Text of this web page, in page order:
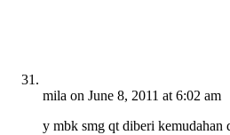
mila on June 8, 2011 at 6:02 am
y mbk smg qt diberi kemudahan